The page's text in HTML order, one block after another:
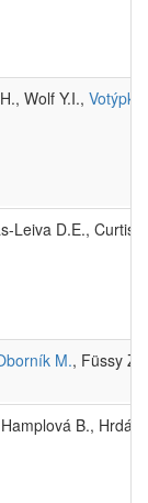
Wolf Y.I.,
Leiva D.E.,
M., Füssy
B., Hrdá